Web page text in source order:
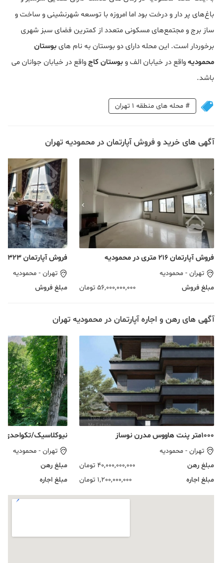
باغ‌های پر دار و درخت بود اما امروزه با توسعه شهرنشینی و ساخت و
ساز برج و مجتمع‌های مسکونی متعدد از کمترین فضای سبز شهری
برخوردار است. این محله دارای دو بوستان به نام هایبوستان
محمودیهواقع در خیابان الف وبوستان کاجواقع در خیابان جوانان می
باشد.
# محله های منطقه 1 تهران
آگهی های خرید و فروش آپارتمان در محمودیه تهران
فروش آپارتمان ۲۱۶ متری در محمودیه
تهران - محمودیه
مبلغ فروش
56,000,000,000 تومان
فروش آپارتمان ۳۲۳ متری در محمودیه
تهران - محمودیه
مبلغ فروش
آگهی های رهن و اجاره آپارتمان در محمودیه تهران
۱۰۰۰متر پنت هاووس مدرن نوساز
تهران - محمودیه
مبلغ رهن
40,000,000,000 تومان
مبلغ اجاره
1,200,000,000 تومان
نیوکلاسیک/تکواحدی/
تهران - محمودیه
مبلغ رهن
مبلغ اجاره